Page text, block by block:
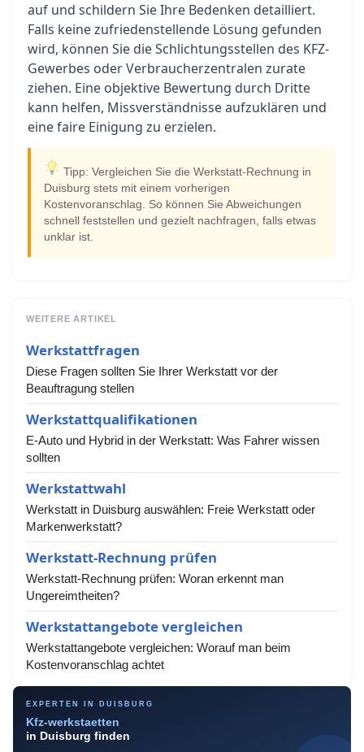
auf und schildern Sie Ihre Bedenken detailliert.
Falls keine zufriedenstellende Lösung gefunden
wird, können Sie die Schlichtungsstellen des KFZ-
Gewerbes oder Verbraucherzentralen zurate
ziehen. Eine objektive Bewertung durch Dritte
kann helfen, Missverständnisse aufzuklären und
eine faire Einigung zu erzielen.
Tipp: Vergleichen Sie die Werkstatt-Rechnung in
Duisburg stets mit einem vorherigen
Kostenvoranschlag. So können Sie Abweichungen
schnell feststellen und gezielt nachfragen, falls etwas
unklar ist.
WEITERE ARTIKEL
Werkstattfragen
Diese Fragen sollten Sie Ihrer Werkstatt vor der
Beauftragung stellen
Werkstattqualifikationen
E-Auto und Hybrid in der Werkstatt: Was Fahrer wissen
sollten
Werkstattwahl
Werkstatt in Duisburg auswählen: Freie Werkstatt oder
Markenwerkstatt?
Werkstatt-Rechnung prüfen
Werkstatt-Rechnung prüfen: Woran erkennt man
Ungereimtheiten?
Werkstattangebote vergleichen
Werkstattangebote vergleichen: Worauf man beim
Kostenvoranschlag achtet
EXPERTEN IN DUISBURG
Kfz-werkstaetten
in Duisburg finden